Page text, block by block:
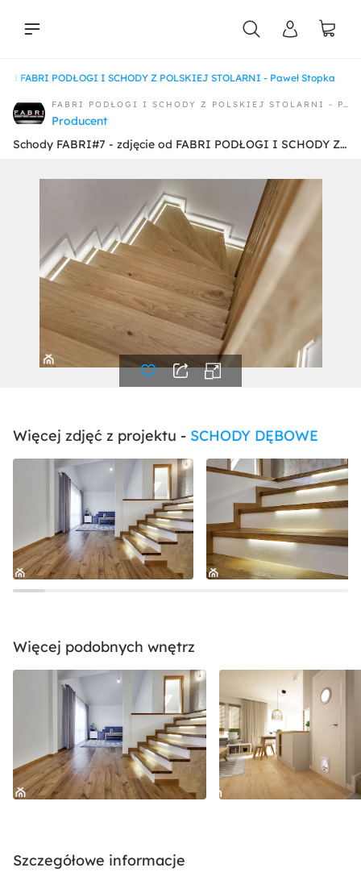
od FABRI PODŁOGI I SCHODY Z POLSKIEJ STOLARNI - Paweł Stopka
Producent
Schody FABRI#7 - zdjęcie od FABRI PODŁOGI I SCHODY Z POLSKIEJ STOLARNI - Paweł Stopka
Więcej zdjęć z projektu - SCHODY DĘBOWE
Więcej podobnych wnętrz
Szczegółowe informacje